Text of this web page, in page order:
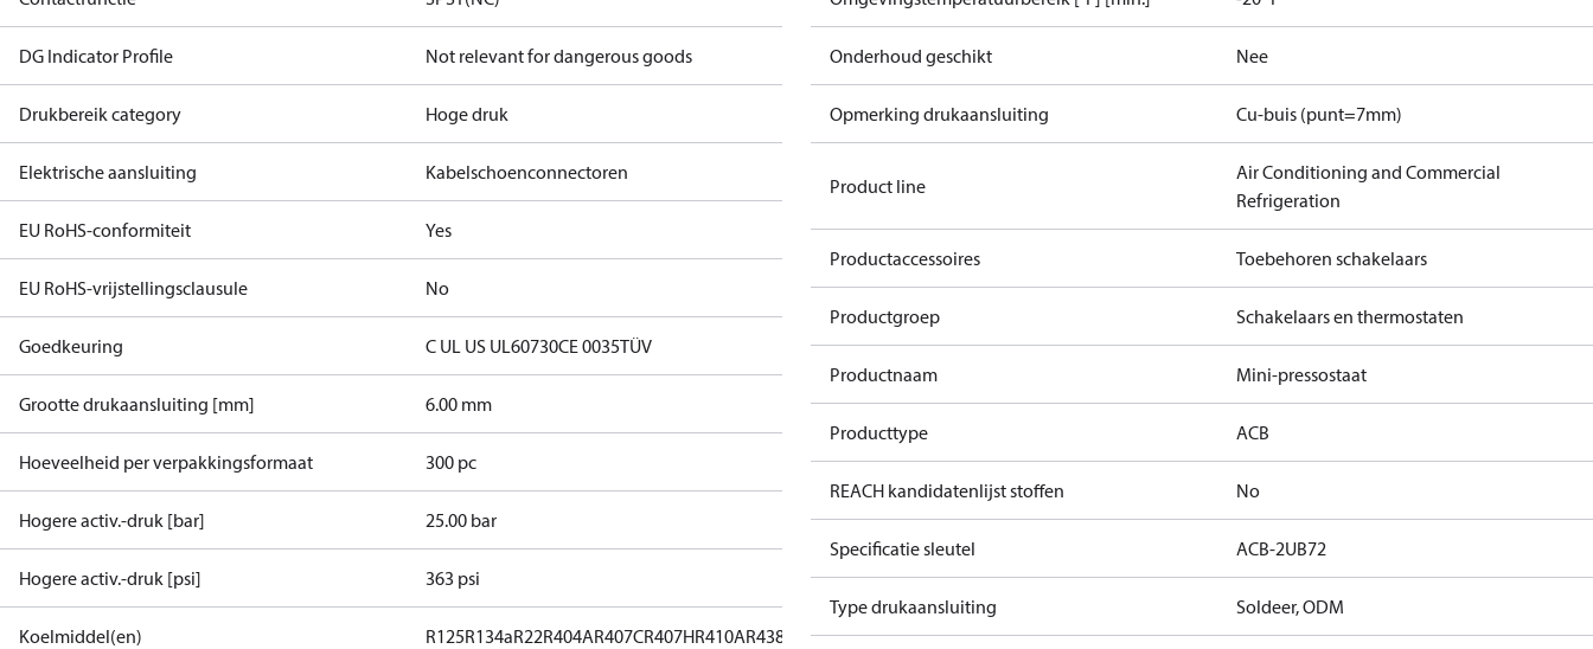
DG Indicator Profile Not relevant for dangerous goods
Drukbereik category Hoge druk
Elektrische aansluiting Kabelschoenconnectoren
EU RoHS-conformiteit Yes
EU RoHS-vrijstellingsclausule No
Goedkeuring C UL US UL60730CE 0035TÜV
Grootte drukaansluiting [mm] 6.00 mm
Hoeveelheid per verpakkingsformaat 300 pc
Hogere activ.-druk [bar] 25.00 bar
Hogere activ.-druk [psi] 363 psi
Koelmiddel(en) R125R134aR22R404AR407CR407HR410AR438A R448AR449AR452AR513A
Onderhoud geschikt Nee
Opmerking drukaansluiting Cu-buis (punt=7mm)
Product line
Air Conditioning and Commercial
Refrigeration
Productaccessoires Toebehoren schakelaars
Productgroep Schakelaars en thermostaten
Productnaam Mini-pressostaat
Producttype ACB
REACH kandidatenlijst stoffen No
Specificatie sleutel ACB-2UB72
Type drukaansluiting Soldeer, ODM